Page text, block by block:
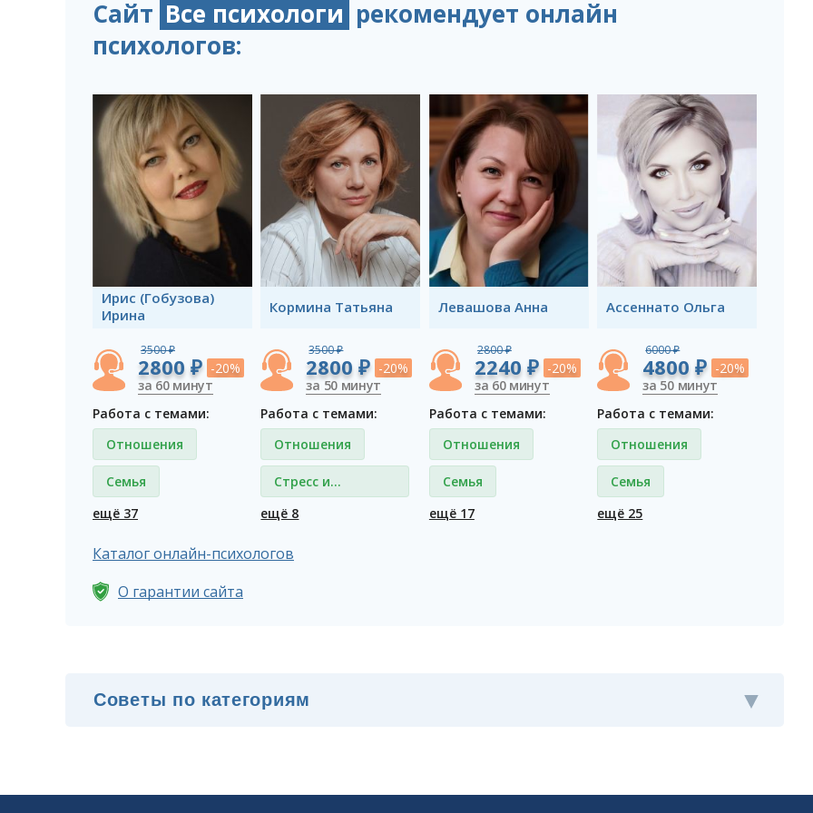
Сайт Все психологи рекомендует онлайн
психологов:
Ирис (Гобузова)
Ирина
3500 ₽
2800 ₽ -20%
за 60 минут
Работа с темами:
Отношения
Семья
ещё 37
Кормина Татьяна
3500 ₽
2800 ₽ -20%
за 50 минут
Работа с темами:
Отношения
Стресс и
депрессия
ещё 8
Левашова Анна
2800 ₽
2240 ₽ -20%
за 60 минут
Работа с темами:
Отношения
Семья
ещё 17
Ассеннато Ольга
6000 ₽
4800 ₽ -20%
за 50 минут
Работа с темами:
Отношения
Семья
ещё 25
Каталог онлайн-психологов
О гарантии сайта